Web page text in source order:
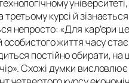
курсі й
непросто: «Для кар’єри
особистого життя часу
постійно обирати, на
Схожі думки висловлює